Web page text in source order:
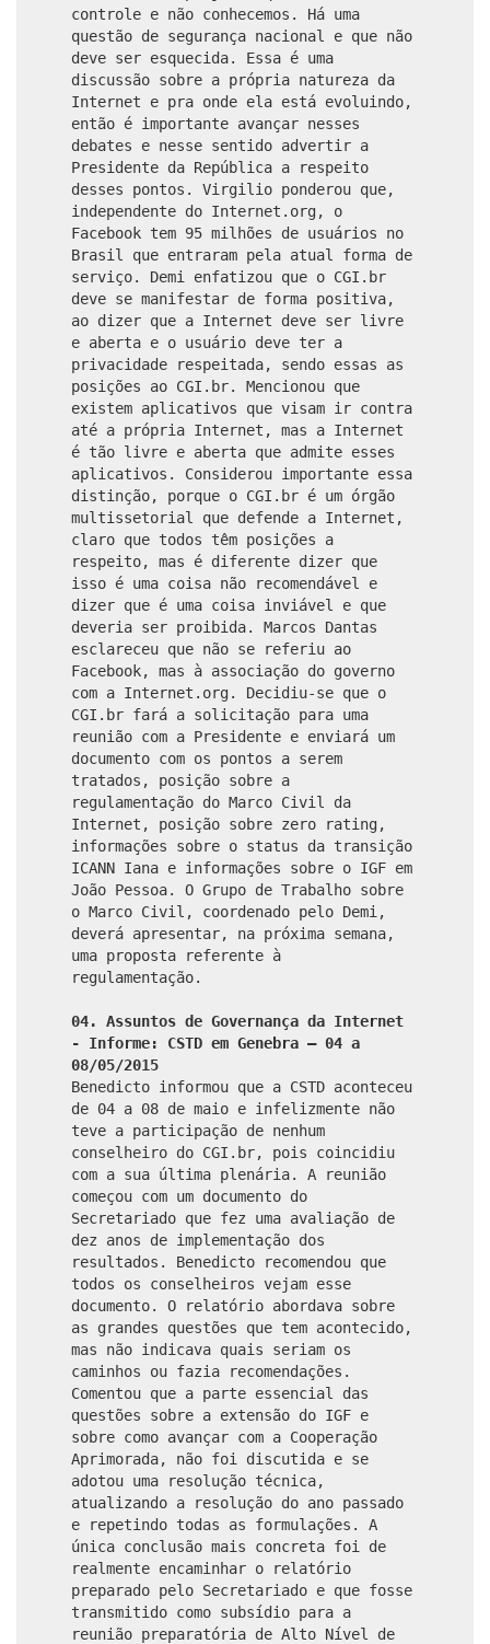
controle e não conhecemos. Há uma
questão de segurança nacional e que não
deve ser esquecida. Essa é uma
discussão sobre a própria natureza da
Internet e pra onde ela está evoluindo,
então é importante avançar nesses
debates e nesse sentido advertir a
Presidente da República a respeito
desses pontos. Virgilio ponderou que,
independente do Internet.org, o
Facebook tem 95 milhões de usuários no
Brasil que entraram pela atual forma de
serviço. Demi enfatizou que o CGI.br
deve se manifestar de forma positiva,
ao dizer que a Internet deve ser livre
e aberta e o usuário deve ter a
privacidade respeitada, sendo essas as
posições ao CGI.br. Mencionou que
existem aplicativos que visam ir contra
até a própria Internet, mas a Internet
é tão livre e aberta que admite esses
aplicativos. Considerou importante essa
distinção, porque o CGI.br é um órgão
multissetorial que defende a Internet,
claro que todos têm posições a
respeito, mas é diferente dizer que
isso é uma coisa não recomendável e
dizer que é uma coisa inviável e que
deveria ser proibida. Marcos Dantas
esclareceu que não se referiu ao
Facebook, mas à associação do governo
com a Internet.org. Decidiu-se que o
CGI.br fará a solicitação para uma
reunião com a Presidente e enviará um
documento com os pontos a serem
tratados, posição sobre a
regulamentação do Marco Civil da
Internet, posição sobre zero rating,
informações sobre o status da transição
ICANN Iana e informações sobre o IGF em
João Pessoa. O Grupo de Trabalho sobre
o Marco Civil, coordenado pelo Demi,
deverá apresentar, na próxima semana,
uma proposta referente à
regulamentação.
04. Assuntos de Governança da Internet
- Informe: CSTD em Genebra – 04 a
08/05/2015
Benedicto informou que a CSTD aconteceu
de 04 a 08 de maio e infelizmente não
teve a participação de nenhum
conselheiro do CGI.br, pois coincidiu
com a sua última plenária. A reunião
começou com um documento do
Secretariado que fez uma avaliação de
dez anos de implementação dos
resultados. Benedicto recomendou que
todos os conselheiros vejam esse
documento. O relatório abordava sobre
as grandes questões que tem acontecido,
mas não indicava quais seriam os
caminhos ou fazia recomendações.
Comentou que a parte essencial das
questões sobre a extensão do IGF e
sobre como avançar com a Cooperação
Aprimorada, não foi discutida e se
adotou uma resolução técnica,
atualizando a resolução do ano passado
e repetindo todas as formulações. A
única conclusão mais concreta foi de
realmente encaminhar o relatório
preparado pelo Secretariado e que fosse
transmitido como subsídio para a
reunião preparatória de Alto Nível de